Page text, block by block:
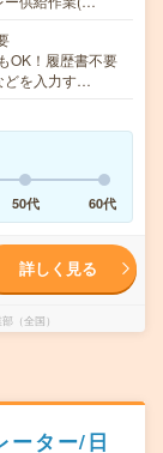
OK！履歴書不要
どを入力す…
50代 60代
詳しく見る
（全国）
ーター/日